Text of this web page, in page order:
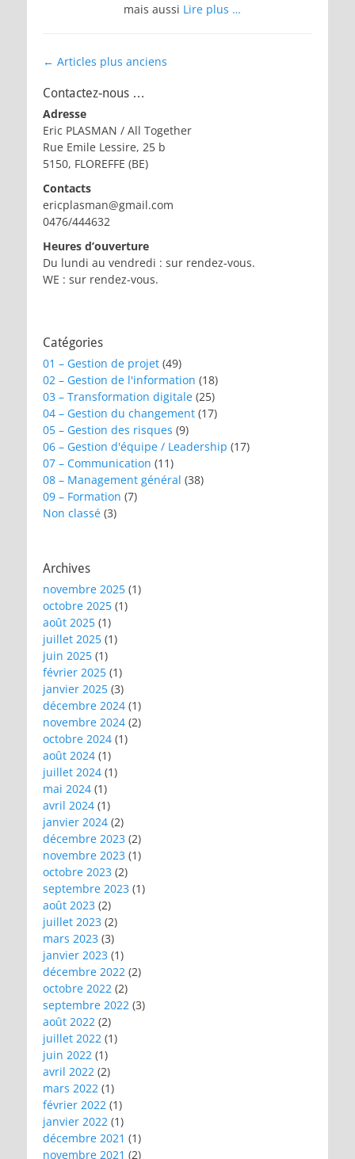
mais aussi Lire plus …
Navigation
articles
← Articles plus anciens
Contactez-nous …
Adresse
Eric PLASMAN / All Together
Rue Emile Lessire, 25 b
5150, FLOREFFE (BE)
Contacts
ericplasman@gmail.com
0476/444632
Heures d’ouverture
Du lundi au vendredi : sur rendez-vous.
WE : sur rendez-vous.
Catégories
01 – Gestion de projet (49)
02 – Gestion de l'information (18)
03 – Transformation digitale (25)
04 – Gestion du changement (17)
05 – Gestion des risques (9)
06 – Gestion d'équipe / Leadership (17)
07 – Communication (11)
08 – Management général (38)
09 – Formation (7)
Non classé (3)
Archives
novembre 2025 (1)
octobre 2025 (1)
août 2025 (1)
juillet 2025 (1)
juin 2025 (1)
février 2025 (1)
janvier 2025 (3)
décembre 2024 (1)
novembre 2024 (2)
octobre 2024 (1)
août 2024 (1)
juillet 2024 (1)
mai 2024 (1)
avril 2024 (1)
janvier 2024 (2)
décembre 2023 (2)
novembre 2023 (1)
octobre 2023 (2)
septembre 2023 (1)
août 2023 (2)
juillet 2023 (2)
mars 2023 (3)
janvier 2023 (1)
décembre 2022 (2)
octobre 2022 (2)
septembre 2022 (3)
août 2022 (2)
juillet 2022 (1)
juin 2022 (1)
avril 2022 (2)
mars 2022 (1)
février 2022 (1)
janvier 2022 (1)
décembre 2021 (1)
novembre 2021 (2)